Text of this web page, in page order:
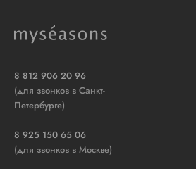
8 812 906 20 96
(для звонков в Санкт-
Петербурге)
8 925 150 65 06
(для звонков в Москве)